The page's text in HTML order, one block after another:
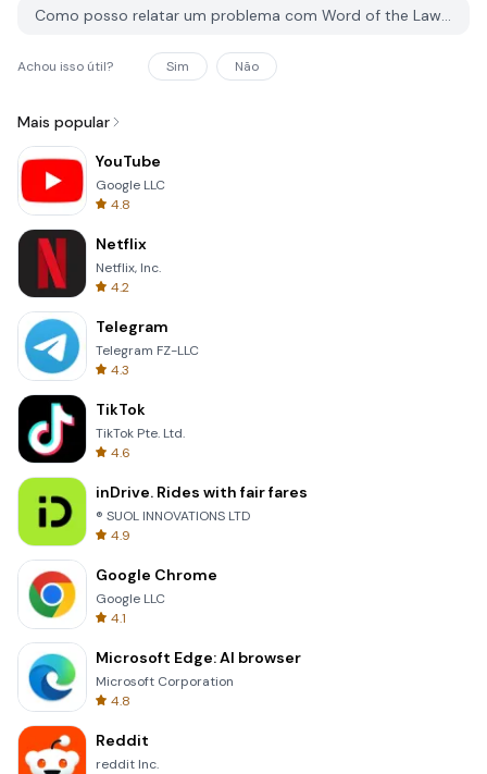
Como posso relatar um problema com Word of the Law Death Mask f2p no PGYER APK HUB?
Achou isso útil? Sim Não
Mais popular
YouTube
Google LLC
4.8
Netflix
Netflix, Inc.
4.2
Telegram
Telegram FZ-LLC
4.3
TikTok
TikTok Pte. Ltd.
4.6
inDrive. Rides with fair fares
® SUOL INNOVATIONS LTD
4.9
Google Chrome
Google LLC
4.1
Microsoft Edge: AI browser
Microsoft Corporation
4.8
Reddit
reddit Inc.